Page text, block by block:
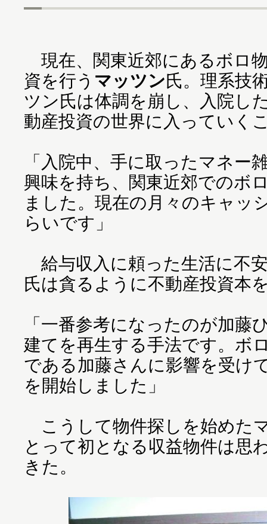
現在、関東近郊にあるボロ
資を行う マッツン氏。理系技
ツン氏は体調を崩し、入院し
動産投資の世界に入っていく
「入院中、手に取ったマネー
興味を持ち、関東近郊でのボ
ました。現在の月々のキャッ
らいです」
給与収入に頼った生活に不
氏は貪るように不動産投資本
「一番参考になったのが加藤
建てを再生する手法です。ボ
である加藤さんに影響を受け
を開始しました」
こうして物件探しを始めた
とって初となる収益物件は思
きた。